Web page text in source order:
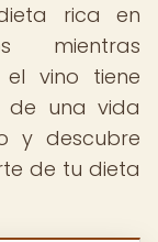
rica en
mientras
vino tiene
de una vida
y descubre
de tu dieta